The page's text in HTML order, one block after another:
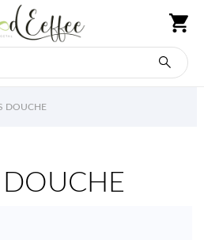
DOUCHE
DOUCHE